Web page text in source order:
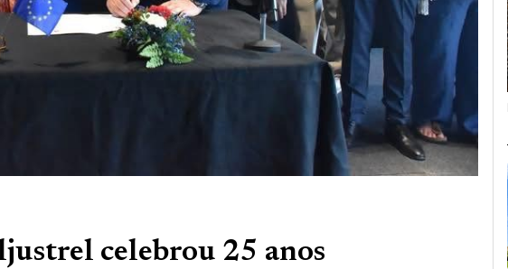
celebrou 25 anos